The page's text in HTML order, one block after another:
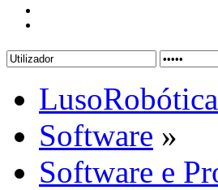
Software »
Software e